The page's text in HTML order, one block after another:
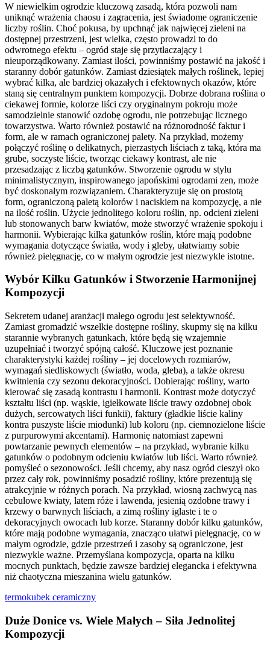
W niewielkim ogrodzie kluczową zasadą, która pozwoli nam
uniknąć wrażenia chaosu i zagracenia, jest świadome ograniczenie
liczby roślin. Choć pokusa, by upchnąć jak najwięcej zieleni na
dostępnej przestrzeni, jest wielka, często prowadzi to do
odwrotnego efektu – ogród staje się przytłaczający i
nieuporządkowany. Zamiast ilości, powinniśmy postawić na jakość i
staranny dobór gatunków. Zamiast dziesiątek małych roślinek, lepiej
wybrać kilka, ale bardziej okazałych i efektownych okazów, które
staną się centralnym punktem kompozycji. Dobrze dobrana roślina o
ciekawej formie, kolorze liści czy oryginalnym pokroju może
samodzielnie stanowić ozdobę ogrodu, nie potrzebując licznego
towarzystwa. Warto również postawić na różnorodność faktur i
form, ale w ramach ograniczonej palety. Na przykład, możemy
połączyć roślinę o delikatnych, pierzastych liściach z taką, która ma
grube, soczyste liście, tworząc ciekawy kontrast, ale nie
przesadzając z liczbą gatunków. Stworzenie ogrodu w stylu
minimalistycznym, inspirowanego japońskimi ogrodami zen, może
być doskonałym rozwiązaniem. Charakteryzuje się on prostotą
form, ograniczoną paletą kolorów i naciskiem na kompozycję, a nie
na ilość roślin. Użycie jednolitego koloru roślin, np. odcieni zieleni
lub stonowanych barw kwiatów, może stworzyć wrażenie spokoju i
harmonii. Wybierając kilka gatunków roślin, które mają podobne
wymagania dotyczące światła, wody i gleby, ułatwiamy sobie
również pielęgnację, co w małym ogrodzie jest niezwykle istotne.
Wybór Kilku Gatunków i Stworzenie Harmonijnej
Kompozycji
Sekretem udanej aranżacji małego ogrodu jest selektywność.
Zamiast gromadzić wszelkie dostępne rośliny, skupmy się na kilku
starannie wybranych gatunkach, które będą się wzajemnie
uzupełniać i tworzyć spójną całość. Kluczowe jest poznanie
charakterystyki każdej rośliny – jej docelowych rozmiarów,
wymagań siedliskowych (światło, woda, gleba), a także okresu
kwitnienia czy sezonu dekoracyjności. Dobierając rośliny, warto
kierować się zasadą kontrastu i harmonii. Kontrast może dotyczyć
kształtu liści (np. wąskie, igiełkowate liście trawy ozdobnej obok
dużych, sercowatych liści funkii), faktury (gładkie liście kaliny
kontra puszyste liście miodunki) lub koloru (np. ciemnozielone liście
z purpurowymi akcentami). Harmonię natomiast zapewni
powtarzanie pewnych elementów – na przykład, wybranie kilku
gatunków o podobnym odcieniu kwiatów lub liści. Warto również
pomyśleć o sezonowości. Jeśli chcemy, aby nasz ogród cieszył oko
przez cały rok, powinniśmy posadzić rośliny, które prezentują się
atrakcyjnie w różnych porach. Na przykład, wiosną zachwycą nas
cebulowe kwiaty, latem róże i lawenda, jesienią ozdobne trawy i
krzewy o barwnych liściach, a zimą rośliny iglaste i te o
dekoracyjnych owocach lub korze. Staranny dobór kilku gatunków,
które mają podobne wymagania, znacząco ułatwi pielęgnację, co w
małym ogrodzie, gdzie przestrzeń i zasoby są ograniczone, jest
niezwykle ważne. Przemyślana kompozycja, oparta na kilku
mocnych punktach, będzie zawsze bardziej elegancka i efektywna
niż chaotyczna mieszanina wielu gatunków.
termokubek ceramiczny
Duże Donice vs. Wiele Małych – Siła Jednolitej
Kompozycji